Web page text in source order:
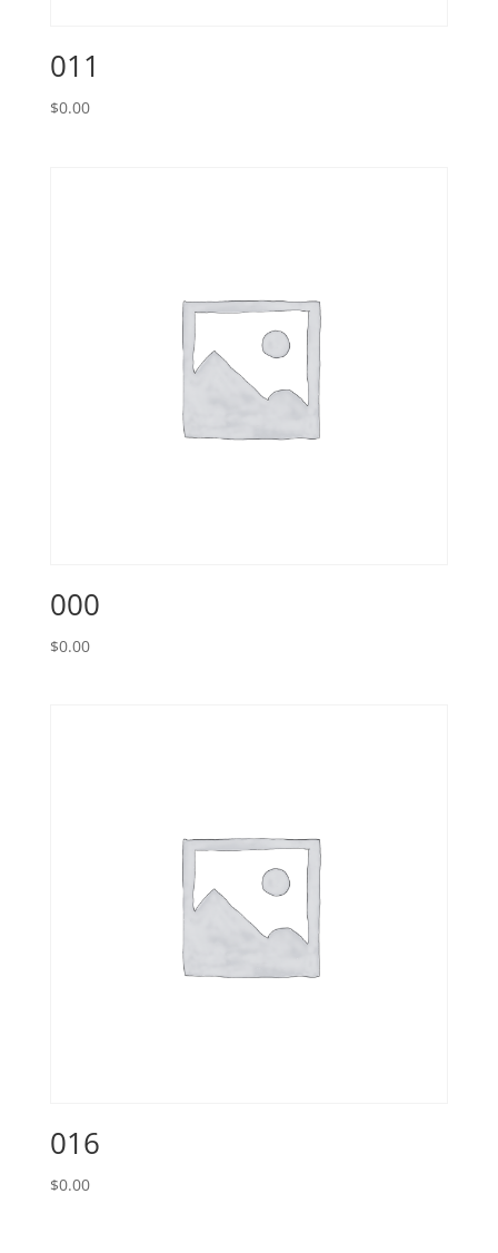
011
$0.00
000
$0.00
016
$0.00